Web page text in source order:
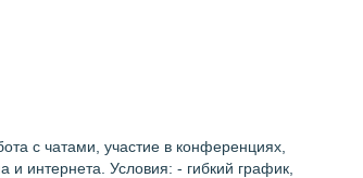
с чатами, участие в конференциях,
и интернета. Условия: - гибкий график,